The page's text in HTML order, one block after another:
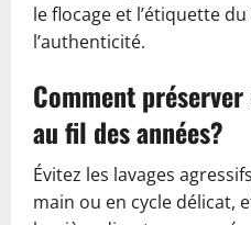
le flocage et l’étiquette
l’authenticité.
Comment
au fil des années?
Évitez les lavages
main ou en cycle délicat,